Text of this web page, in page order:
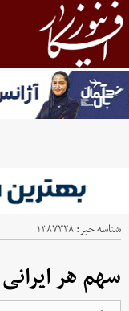
شناسه خبر:۱۳۸۷۳۲۸
سهم هر